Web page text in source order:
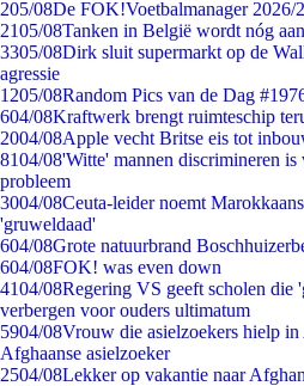
205/08De FOK!Voetbalmanager 2026/
2105/08Tanken in België wordt nóg
3305/08Dirk sluit supermarkt op de
agressie
1205/08Random Pics van de Dag
604/08Kraftwerk brengt ruimteschip
2004/08Apple vecht Britse eis tot
8104/08'Witte' mannen discrimineren
probleem
3004/08Ceuta-leider noemt
'gruweldaad'
604/08Grote natuurbrand
604/08FOK! was even down
4104/08Regering VS geeft scholen die
verbergen voor ouders ultimatum
5904/08Vrouw die asielzoekers hielp
Afghaanse asielzoeker
2504/08Lekker op vakantie naar